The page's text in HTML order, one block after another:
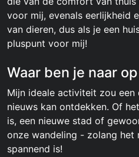
voor mij, evenals eerlijkheid
van dieren, dus als je een
pluspunt voor mij!
Waar ben je naar
Mijn ideale activiteit zou
nieuws kan ontdekken. Of
is, een nieuwe stad of
onze wandeling - zolang het
spannend is!